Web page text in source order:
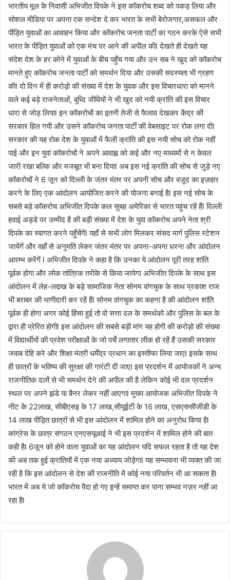
भारतीय मूल के निवासी अभिजीत दिपके ने इस कॉकरोच शब्द को पकड़ लिया और
सोशल मीडिया पर अपना एक सन्देश दे कर भारत के सभी बेरोजगार,असफल और
पीड़ित युवाओं का आवाहन किया और कॉकरोच जनता पार्टी का गठन करके ऐसे सभी
भारत के पीड़ित युवाओं को एक मंच पर आने की अपील कीl देखते ही देखते यह
संदेश देश के हर कोने में युवाओं के बीच पहुँच गया और उन सब ने खुद को कॉकरोच
मानते हुए कॉकरोच जनता पार्टी को समर्थन दिया और उसकी सदस्यता भी ग्रहण
कीl दो दिन में ही करोड़ो की संख्या में देश के युवक और इस विचारधारा को मानने
वाले कई बड़े राजनेताओं, बुध्दि जीवियों ने भी खुद को नयी क्रांति की इस विचार
धारा से जोड़ लियाl इन कॉकरोचों का इतनी तेजी से फैलाव देखकर केंद्र की
सरकार हिल गयी और उसने कॉकरोच जनता पार्टी की वेबसाइट पर रोक लगा दीl
सरकार की यह रोक देश के युवाओं में फैली क्रांति की इस नयी सोच को रोक नहीं
पाई और इन युवां कॉकरोचों ने अपने आवाह्न को कई और नए माध्यमों से न केवल
जारी रखा बल्कि और मजबूत भी बना दियाl अब इस नई क्रांति की सोच से जुड़े नए
कॉकरोचों ने 6 जून को दिल्ली के जंतर मंतर पर अपनी सोच और वज़ूद का इज़हार
करने के लिए एक आंदोलन आयोजित करने की योजना बनाई हैl इस नई सोच के
सबसे बड़े कॉकरोच अभिजीत दिपके कल सुबह अमेरिका से भारत पहुंच रहें हैंl दिल्ली
हवाई अड्डे पर उम्मीद है की बड़ी संख्या में देश के युवा कॉकरोच अपने नेता श्री
दिपके का स्वागत करने पहुँचेंगेंl यहाँ से सभी लोग मिलकर संसद मार्ग पुलिस स्टेशन
जायेंगें और वहाँ से अनुमति लेकर जंतर मंतर पर अपना-अपना धरना और आंदोलन
आरम्भ करेंगें l अभिजीत दिपके ने कहा है कि उनका ये आंदोलन पूरी तरह शांति
पूर्वक होगा और लोक तांत्रिक तरीके से किया जायेगा अभिजीत दिपके के साथ इस
आंदोलन में लेह-लद्दाख के बड़े सामाजिक नेता सोनम वांगचुक के साथ प्रकाश राज
भी बराबर की भागीदारी कर रहें हैंl सोनम वांगचुक का कहना है की आंदोलन शांति
पूर्वक ही होगा अगर कोई हिंसा हुई तो वो सत्ता दल के समर्थको और पुलिस के बल के
द्वारा ही प्रेरित होगीl इस आंदोलन की सबसे बड़ी मांग यह होगी की करोड़ो की संख्या
में विद्यार्थीयों की प्रवेश परीक्षाओं के जो पर्चे लगातार लीक हो रहें हैं उसकी सरकार
जवाब देहि करे और शिक्षा मंत्री धर्मेंद्र प्रधान का इस्तीफा लिया जाएl इसके साथ
ही छात्रों के भविष्य की सुरक्षा की गारंटी दी जाएl इस प्रदर्शन में आयोजकों ने अन्य
राजनीतिक दलों से भी समर्थन देने की अपील की है लेकिन कोई भी दल प्रदर्शन
स्थल पर अपने झंडे या बैनर लेकर नहीं आएगाl मुख्य आयोजक अभिजीत दिपके ने
नीट के 22लाख, सीबीएसइ के 17 लाख,सीयूईटी के 16 लाख, एसएससीजीडी के
14 लाख पीड़ित छात्रों से भी इस आंदोलन में शामिल होने का अनुरोध किया हैl
कांग्रेस के छात्र संगठन एनएसयूआई ने भी इस प्रदर्शन में शामिल होने की बात
कही हैl 6जून को होने वाला युवाओं का यह आंदोलन यदि सफल रहता है तो यह देश
की अब तक हुई क्रांतियों में एक नया अध्याय जोड़ेगाl यह सम्भावना भी व्यक्त की जा
रही है कि इस आंदोलन से देश की राजनीति में कोई नया परिवर्तन भी आ सकता हैl
भारत में अब ये जो कॉकरोच पैदा हो गए इन्हें समाप्त कर पाना सम्भव नज़र नहीं आ
रहा हैl